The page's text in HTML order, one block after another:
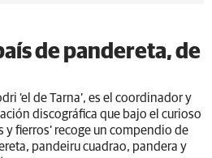
de pandereta, de
‘el de Tarna’, es el coordinador y
discográfica que bajo el curioso
y fierros’ recoge un compendio de
pandeiru cuadrao, pandera y